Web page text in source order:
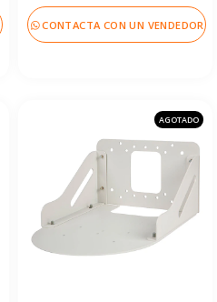
CONTACTA CON UN VENDEDOR
AGOTADO